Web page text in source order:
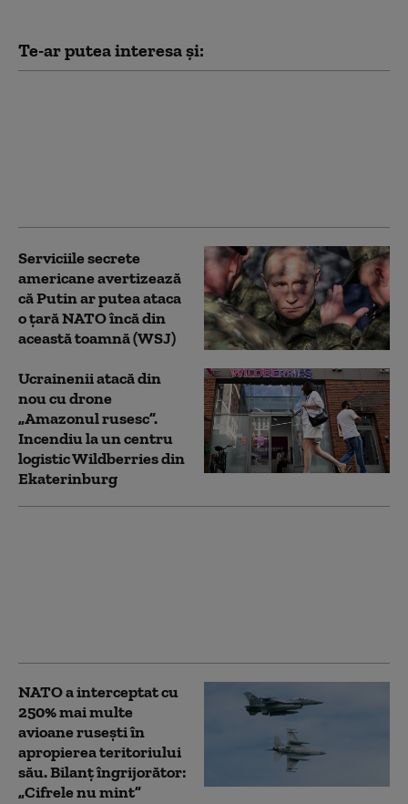
Te-ar putea interesa și:
Serviciile secrete
americane avertizează
că Putin ar putea ataca
o țară NATO încă din
această toamnă (WSJ)
Ucrainenii atacă din
nou cu drone
„Amazonul rusesc”.
Incendiu la un centru
logistic Wildberries din
Ekaterinburg
NATO a interceptat cu
250% mai multe
avioane rusești în
apropierea teritoriului
său. Bilanț îngrijorător:
„Cifrele nu mint”